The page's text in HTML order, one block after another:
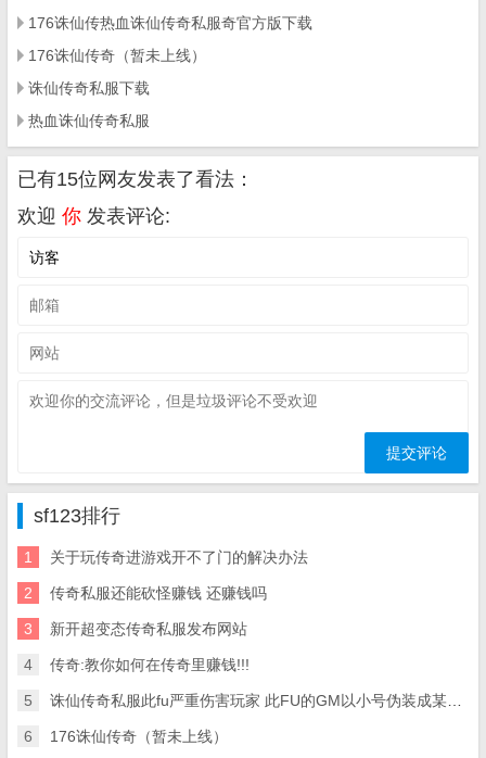
176诛仙传热血诛仙传奇私服奇官方版下载
176诛仙传奇（暂未上线）
诛仙传奇私服下载
热血诛仙传奇私服
已有15位网友发表了看法：
欢迎 你 发表评论:
sf123排行
1 关于玩传奇进游戏开不了门的解决办法
2 传奇私服还能砍怪赚钱 还赚钱吗
3 新开超变态传奇私服发布网站
4 传奇:教你如何在传奇里赚钱!!!
5 诛仙传奇私服此fu严重伤害玩家 此FU的GM以小号伪装成某的行会 爱问知识
6 176诛仙传奇（暂未上线）